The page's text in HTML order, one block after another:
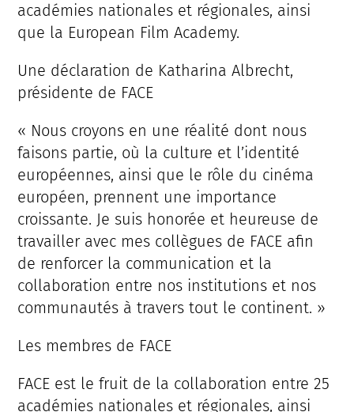
académies nationales et régionales, ainsi
que la European Film Academy.
Une déclaration de Katharina Albrecht,
présidente de FACE
« Nous croyons en une réalité dont nous
faisons partie, où la culture et l’identité
européennes, ainsi que le rôle du cinéma
européen, prennent une importance
croissante. Je suis honorée et heureuse de
travailler avec mes collègues de FACE afin
de renforcer la communication et la
collaboration entre nos institutions et nos
communautés à travers tout le continent. »
Les membres de FACE
FACE est le fruit de la collaboration entre 25
académies nationales et régionales, ainsi